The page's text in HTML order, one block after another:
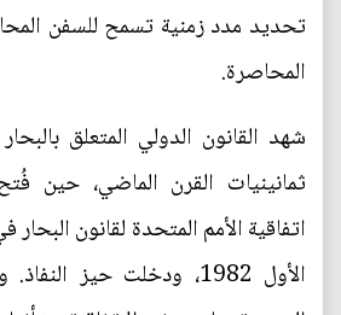
تحديد مدد زمنية تسمح للسفن
المحاصرة.
شهد القانون الدولي المتعلق
ثمانينيات القرن الماضي، حين
الأول 1982، ودخلت حيز